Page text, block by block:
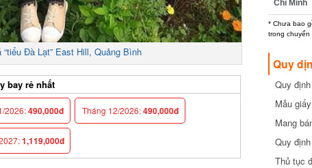
Đà Lạt” East Hill, Quảng Bình
bay rẻ nhất
2026:490,000đ Tháng 12/2026:490,000đ
1,119,000đ
Chí Minh
* Chưa bao
trong chuyến
Quy
Quy
cần biết
Mẫu
Mang
Quy
Thủ tục